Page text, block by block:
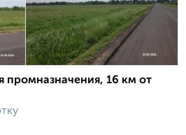
промназначения, 16 км от